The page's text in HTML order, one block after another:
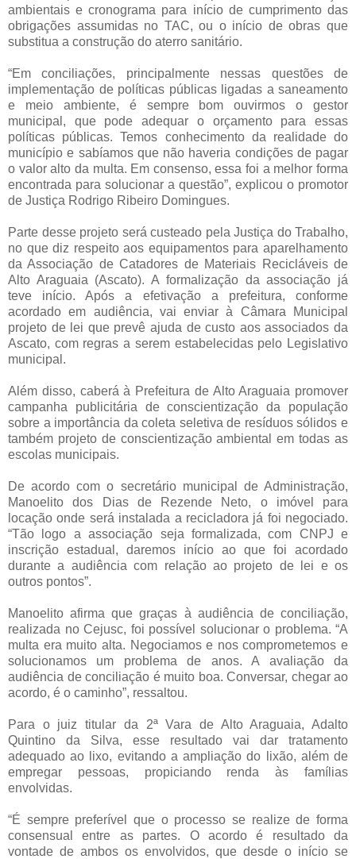
ambientais e cronograma para início de cumprimento das
obrigações assumidas no TAC, ou o início de obras que
substitua a construção do aterro sanitário.
“Em conciliações, principalmente nessas questões de
implementação de políticas públicas ligadas a saneamento
e meio ambiente, é sempre bom ouvirmos o gestor
municipal, que pode adequar o orçamento para essas
políticas públicas. Temos conhecimento da realidade do
município e sabíamos que não haveria condições de pagar
o valor alto da multa. Em consenso, essa foi a melhor forma
encontrada para solucionar a questão”, explicou o promotor
de Justiça Rodrigo Ribeiro Domingues.
Parte desse projeto será custeado pela Justiça do Trabalho,
no que diz respeito aos equipamentos para aparelhamento
da Associação de Catadores de Materiais Recicláveis de
Alto Araguaia (Ascato). A formalização da associação já
teve início. Após a efetivação a prefeitura, conforme
acordado em audiência, vai enviar à Câmara Municipal
projeto de lei que prevê ajuda de custo aos associados da
Ascato, com regras a serem estabelecidas pelo Legislativo
municipal.
Além disso, caberá à Prefeitura de Alto Araguaia promover
campanha publicitária de conscientização da população
sobre a importância da coleta seletiva de resíduos sólidos e
também projeto de conscientização ambiental em todas as
escolas municipais.
De acordo com o secretário municipal de Administração,
Manoelito dos Dias de Rezende Neto, o imóvel para
locação onde será instalada a recicladora já foi negociado.
“Tão logo a associação seja formalizada, com CNPJ e
inscrição estadual, daremos início ao que foi acordado
durante a audiência com relação ao projeto de lei e os
outros pontos”.
Manoelito afirma que graças à audiência de conciliação,
realizada no Cejusc, foi possível solucionar o problema. “A
multa era muito alta. Negociamos e nos comprometemos e
solucionamos um problema de anos. A avaliação da
audiência de conciliação é muito boa. Conversar, chegar ao
acordo, é o caminho”, ressaltou.
Para o juiz titular da 2ª Vara de Alto Araguaia, Adalto
Quintino da Silva, esse resultado vai dar tratamento
adequado ao lixo, evitando a ampliação do lixão, além de
empregar pessoas, propiciando renda às famílias
envolvidas.
“É sempre preferível que o processo se realize de forma
consensual entre as partes. O acordo é resultado da
vontade de ambos os envolvidos, que desde o início se